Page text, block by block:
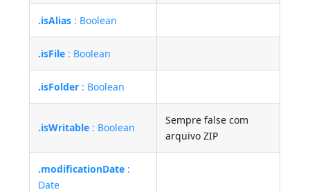
.isAlias : Boolean
.isFile : Boolean
.isFolder : Boolean
.isWritable : Boolean
Sempre false com
arquivo ZIP
.modificationDate :
Date